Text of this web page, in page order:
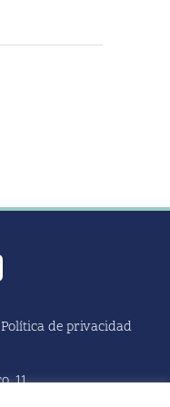
Política de privacidad
11